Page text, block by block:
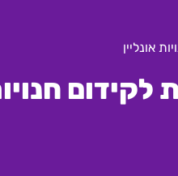
אונליין
לקידום